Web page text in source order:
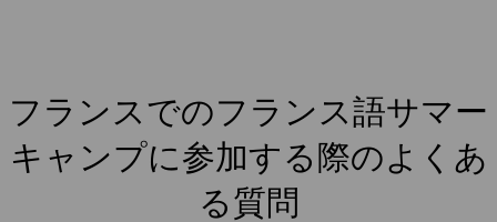
フランスでのフランス語サマー
キャンプに参加する際のよくあ
る質問